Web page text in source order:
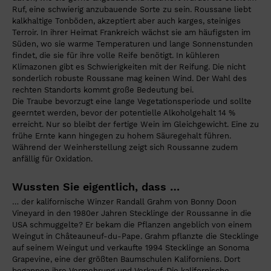
Ruf, eine schwierig anzubauende Sorte zu sein. Roussane liebt
kalkhaltige Tonböden, akzeptiert aber auch karges, steiniges
Terroir. In ihrer Heimat Frankreich wächst sie am häufigsten im
Süden, wo sie warme Temperaturen und lange Sonnenstunden
findet, die sie für ihre volle Reife benötigt. In kühleren
Klimazonen gibt es Schwierigkeiten mit der Reifung. Die nicht
sonderlich robuste Roussane mag keinen Wind. Der Wahl des
rechten Standorts kommt große Bedeutung bei.
Die Traube bevorzugt eine lange Vegetationsperiode und sollte
geerntet werden, bevor der potentielle Alkoholgehalt 14 %
erreicht. Nur so bleibt der fertige Wein im Gleichgewicht. Eine zu
frühe Ernte kann hingegen zu hohem Säuregehalt führen.
Während der Weinherstellung zeigt sich Roussanne zudem
anfällig für Oxidation.
Wussten Sie eigentlich, dass …
… der kalifornische Winzer Randall Grahm von Bonny Doon
Vineyard in den 1980er Jahren Stecklinge der Roussanne in die
USA schmuggelte? Er bekam die Pflanzen angeblich von einem
Weingut in Châteauneuf-du-Pape. Grahm pflanzte die Stecklinge
auf seinem Weingut und verkaufte 1994 Stecklinge an Sonoma
Grapevine, eine der größten Baumschulen Kaliforniens. Dort